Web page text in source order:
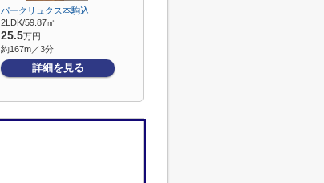
パークリュクス本駒込
2LDK/59.87㎡
25.5万円
約167m／3分
詳細を見る